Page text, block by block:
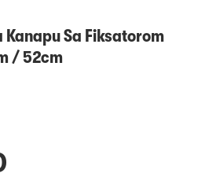
Sa Fiksatorom
/ 52cm